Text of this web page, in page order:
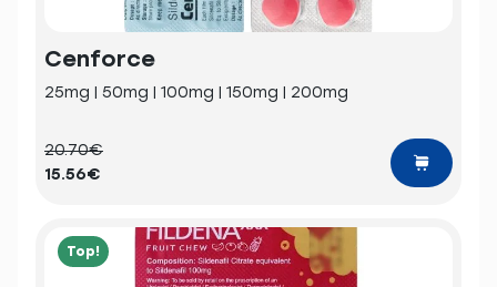
Cenforce
25mg | 50mg | 100mg | 150mg | 200mg
20.70€
15.56€
Top!